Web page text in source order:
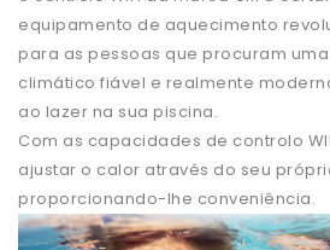
equipamento de aquecimento
para as pessoas que procuram
climático fiável e realmente
ao lazer na sua piscina.
Com as capacidades de controlo
ajustar o calor através do seu
proporcionando-lhe conveniência.